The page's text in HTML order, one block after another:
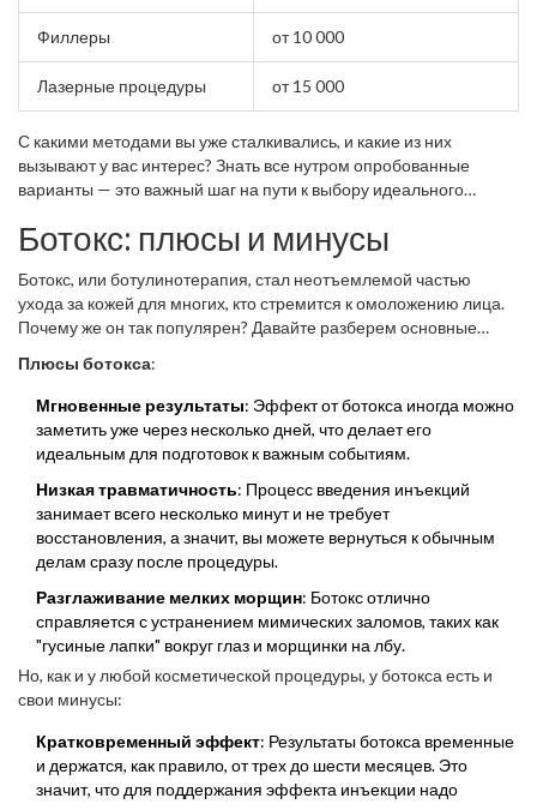
Филлеры от 10 000
Лазерные процедуры от 15 000
С какими методами вы уже сталкивались, и какие из них
вызывают у вас интерес? Знать все нутром опробованные
варианты — это важный шаг на пути к выбору идеального
Ботокс: плюсы и минусы
Ботокс, или ботулинотерапия, стал неотъемлемой частью
ухода за кожей для многих, кто стремится к омоложению лица.
Почему же он так популярен? Давайте разберем основные
Плюсы ботокса:
Мгновенные результаты: Эффект от ботокса иногда можно
заметить уже через несколько дней, что делает его
идеальным для подготовок к важным событиям.
Низкая травматичность: Процесс введения инъекций
занимает всего несколько минут и не требует
восстановления, а значит, вы можете вернуться к обычным
делам сразу после процедуры.
Разглаживание мелких морщин: Ботокс отлично
справляется с устранением мимических заломов, таких как
"гусиные лапки" вокруг глаз и морщинки на лбу.
Но, как и у любой косметической процедуры, у ботокса есть и
свои минусы:
Кратковременный эффект: Результаты ботокса временные
и держатся, как правило, от трех до шести месяцев. Это
значит, что для поддержания эффекта инъекции надо